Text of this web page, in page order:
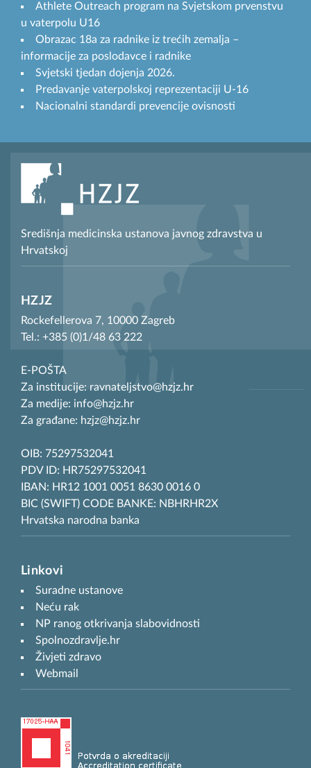
Athlete Outreach program na Svjetskom prvenstvu
u vaterpolu U16
Obrazac 18a za radnike iz trećih zemalja –
informacije za poslodavce i radnike
Svjetski tjedan dojenja 2026.
Predavanje vaterpolskoj reprezentaciji U-16
Nacionalni standardi prevencije ovisnosti
Središnja medicinska ustanova javnog zdravstva u
Hrvatskoj
HZJZ
Rockefellerova 7, 10000 Zagreb
Tel.: +385 (0)1/48 63 222
E-POŠTA
Za institucije: ravnateljstvo@hzjz.hr
Za medije: info@hzjz.hr
Za građane: hzjz@hzjz.hr
OIB: 75297532041
PDV ID: HR75297532041
IBAN: HR12 1001 0051 8630 0016 0
BIC (SWIFT) CODE BANKE: NBHRHR2X
Hrvatska narodna banka
Linkovi
Suradne ustanove
Neću rak
NP ranog otkrivanja slabovidnosti
Spolnozdravlje.hr
Živjeti zdravo
Webmail